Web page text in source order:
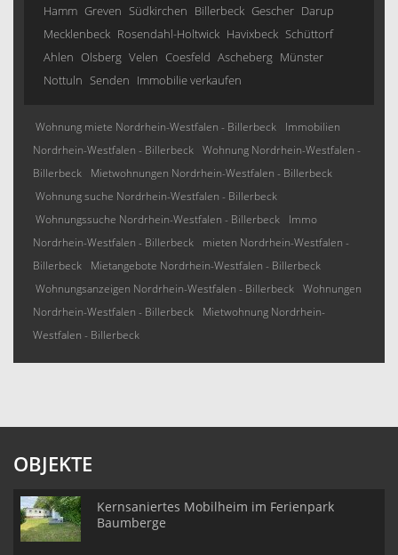
Hamm Greven Südkirchen Billerbeck Gescher Darup
Mecklenbeck Rosendahl-Holtwick Havixbeck Schüttorf
Ahlen Olsberg Velen Coesfeld Ascheberg Münster
Nottuln Senden Immobilie verkaufen
Wohnung miete Nordrhein-Westfalen - Billerbeck
Immobilien
Nordrhein-Westfalen - Billerbeck Wohnung Nordrhein-Westfalen -
Billerbeck
Mietwohnungen Nordrhein-Westfalen - Billerbeck
Wohnung suche Nordrhein-Westfalen - Billerbeck
Wohnungssuche Nordrhein-Westfalen - Billerbeck
Immo
Nordrhein-Westfalen - Billerbeck
mieten Nordrhein-Westfalen -
Billerbeck
Mietangebote Nordrhein-Westfalen - Billerbeck
Wohnungsanzeigen Nordrhein-Westfalen - Billerbeck Wohnungen
Nordrhein-Westfalen - Billerbeck
Mietwohnung Nordrhein-
Westfalen - Billerbeck
OBJEKTE
Kernsaniertes Mobilheim im Ferienpark
Baumberge